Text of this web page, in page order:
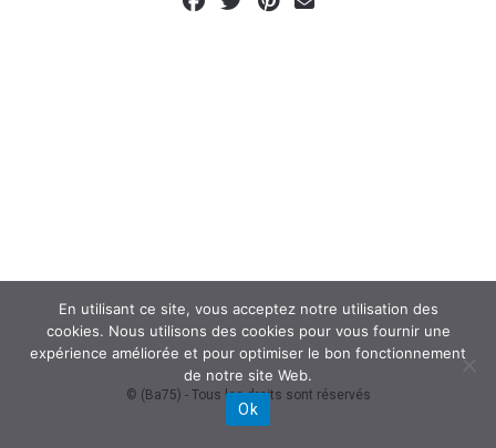
© (Ba75) - Tous les droits sont réservés
En utilisant ce site, vous acceptez notre utilisation des
cookies. Nous utilisons des cookies pour vous fournir une
expérience améliorée et pour optimiser le bon fonctionnement
de notre site Web.
Ok